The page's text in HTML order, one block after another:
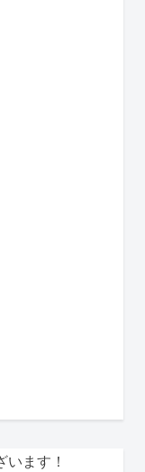
ます！